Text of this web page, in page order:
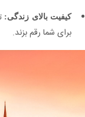
کیفیت بالای زندگی:
برای شما رقم بزند.